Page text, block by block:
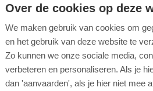
mooi bewijs dat Anticimex
die van de klanten.
Over de cookies op deze
We maken gebruik van cookies om
en het gebruik van deze website te
Zo kunnen we onze sociale media,
verbeteren en personaliseren. Als je
dan 'aanvaarden', als je hier niet mee